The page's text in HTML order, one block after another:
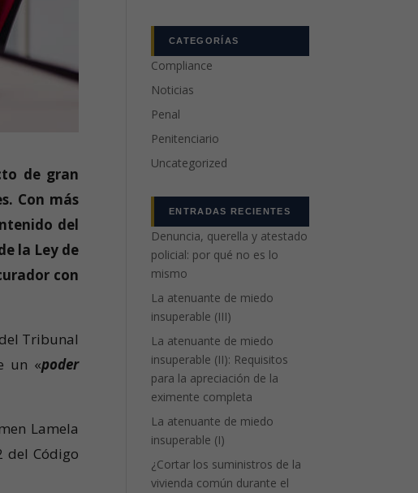
de gran
Con más
del
la Ley de
con
Tribunal
un «poder
Lamela
del Código
CATEGORÍAS
Compliance
Noticias
Penal
Penitenciario
Uncategorized
ENTRADAS RECIENTES
Denuncia, querella y atestado
policial: por qué no es lo
mismo
La atenuante de miedo
insuperable (III)
La atenuante de miedo
insuperable (II): Requisitos
para la apreciación de la
eximente completa
La atenuante de miedo
insuperable (I)
¿Cortar los suministros de la
vivienda común durante el